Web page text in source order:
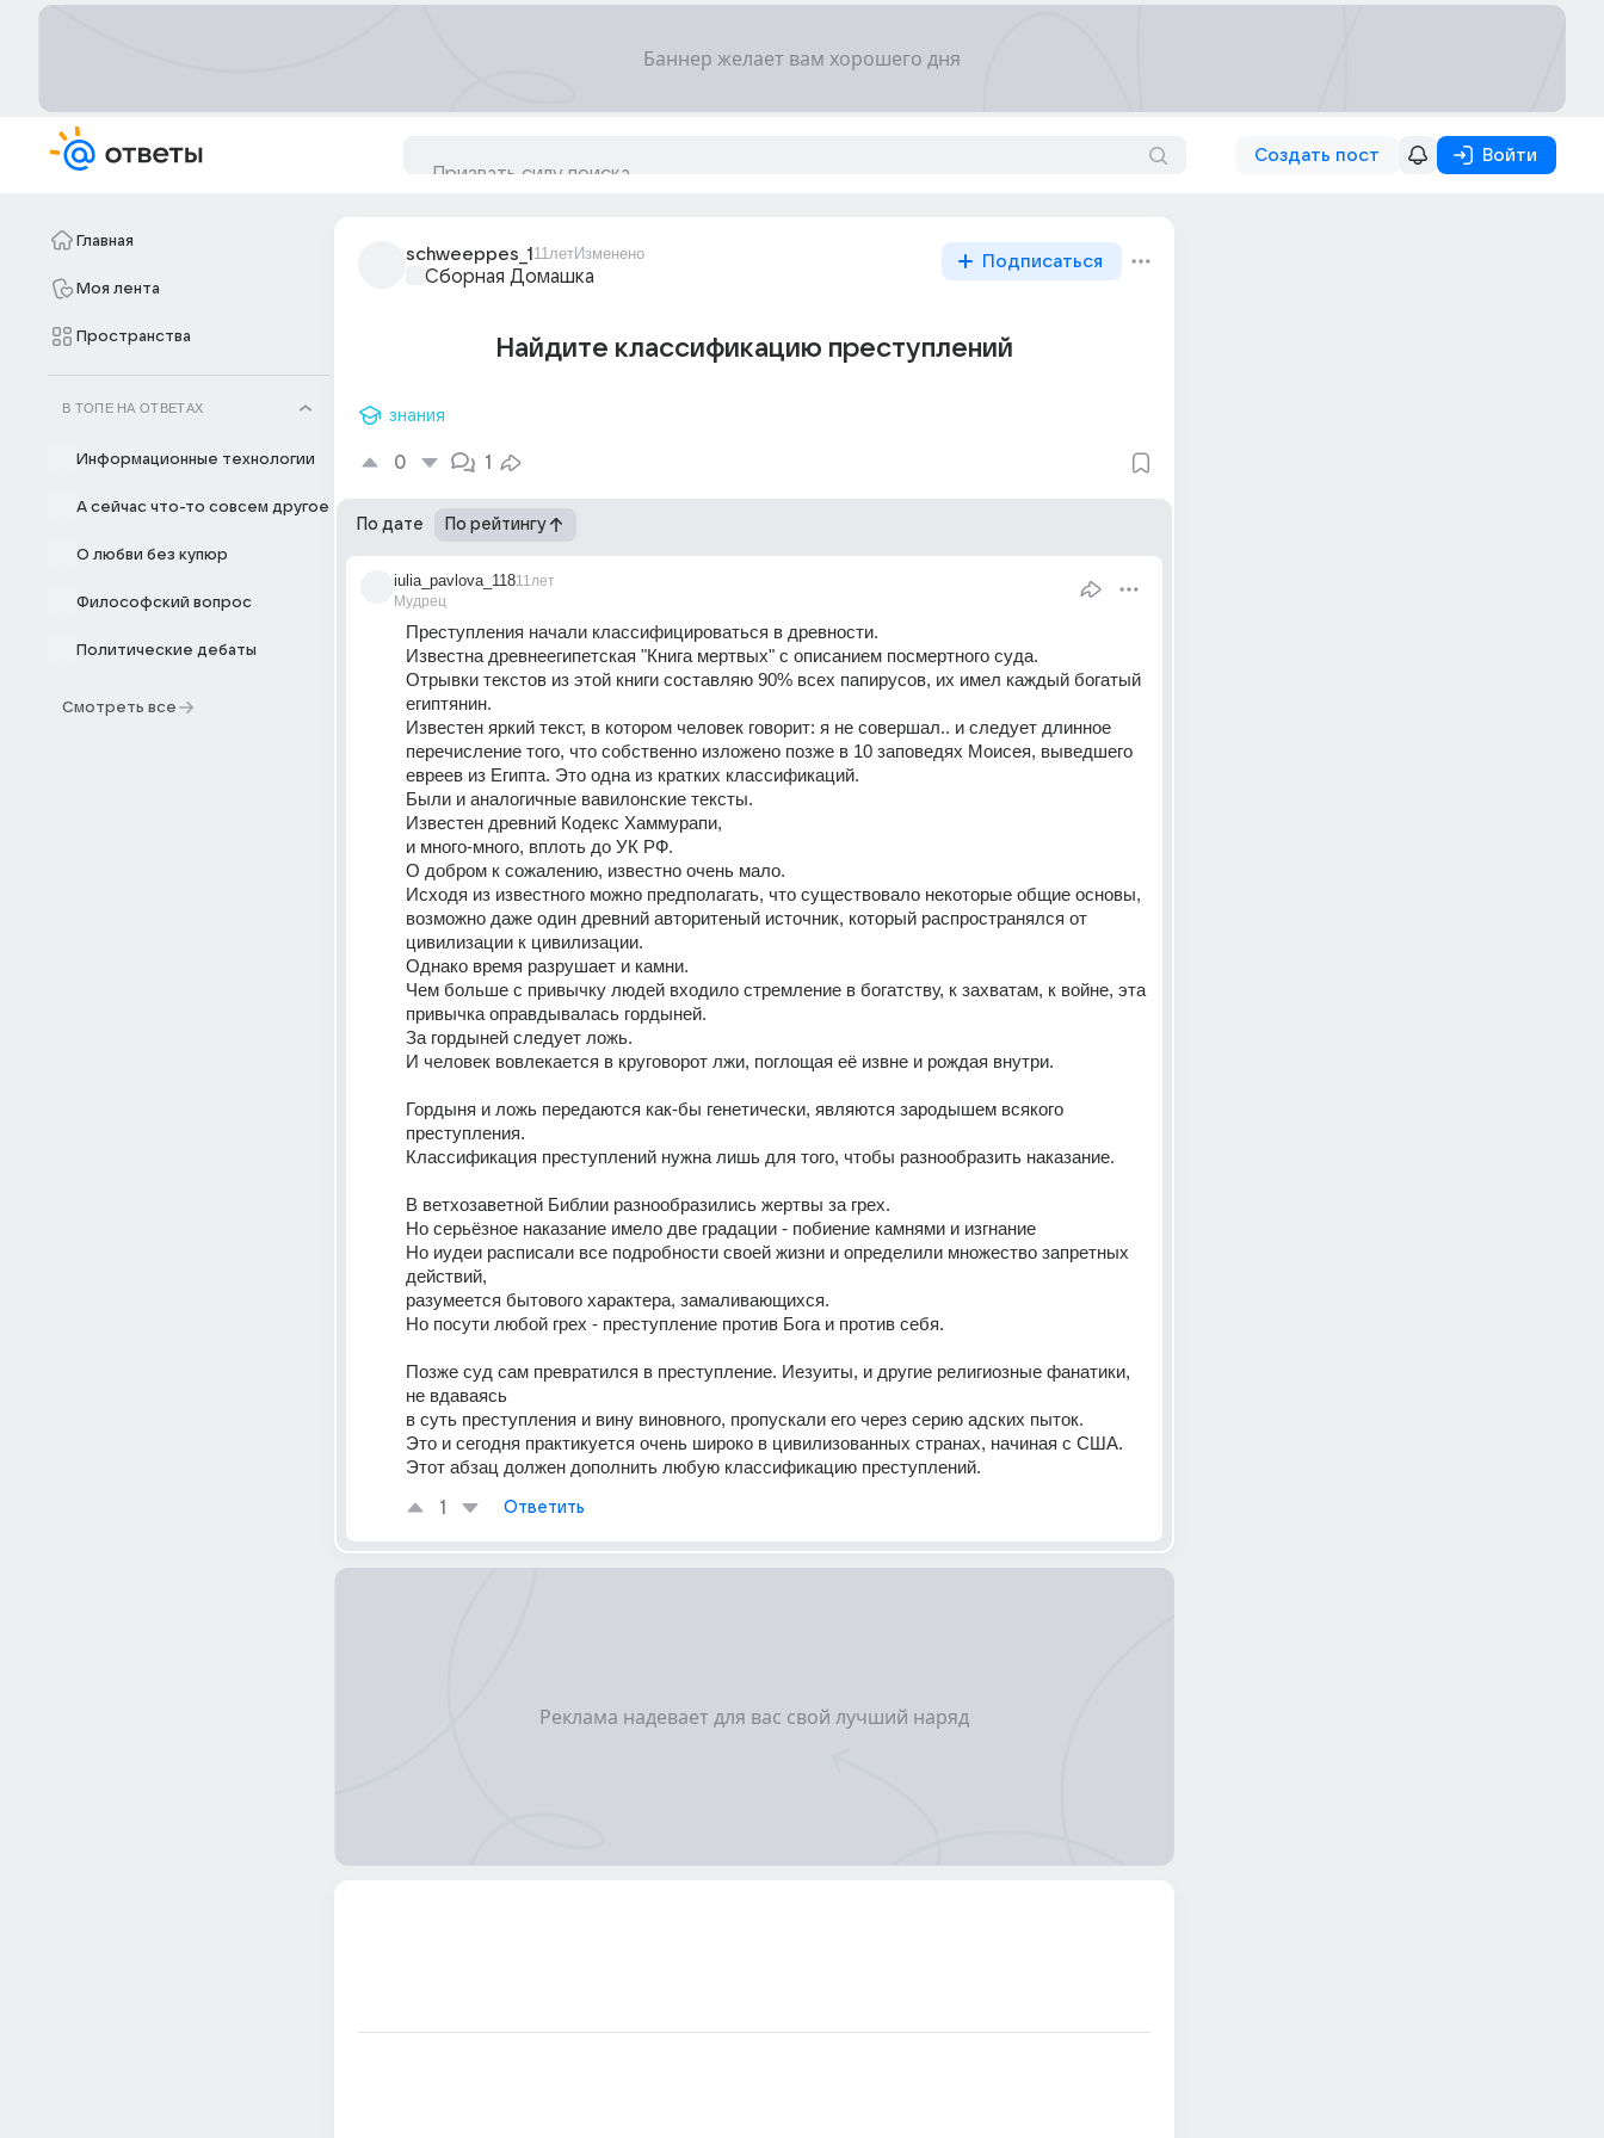
Создать пост Войти
Главная
Моя лента
Пространства
В ТОПЕ НА ОТВЕТАХ
Информационные технологии
А сейчас что-то совсем другое
О любви без купюр
Философский вопрос
Политические дебаты
Смотреть все
schweeppes_1 11летИзменено
Сборная Домашка
Подписаться
Найдите классификацию преступлений
знания
0 1
По дате По рейтингу
iulia_pavlova_118
Мудрец
11лет
Преступления начали классифицироваться в древности.
Известна древнеегипетская "Книга мертвых" с описанием посмертного суда.
Отрывки текстов из этой книги составляю 90% всех папирусов, их имел каждый богатый
египтянин.
Известен яркий текст, в котором человек говорит: я не совершал.. и следует длинное
перечисление того, что собственно изложено позже в 10 заповедях Моисея, выведшего
евреев из Египта. Это одна из кратких классификаций.
Были и аналогичные вавилонские тексты.
Известен древний Кодекс Хаммурапи,
и много-много, вплоть до УК РФ.
О добром к сожалению, известно очень мало.
Исходя из известного можно предполагать, что существовало некоторые общие основы,
возможно даже один древний авторитеный источник, который распространялся от
цивилизации к цивилизации.
Однако время разрушает и камни.
Чем больше с привычку людей входило стремление в богатству, к захватам, к войне, эта
привычка оправдывалась гордыней.
За гордыней следует ложь.
И человек вовлекается в круговорот лжи, поглощая её извне и рождая внутри.
Гордыня и ложь передаются как-бы генетически, являются зародышем всякого
преступления.
Классификация преступлений нужна лишь для того, чтобы разнообразить наказание.
В ветхозаветной Библии разнообразились жертвы за грех.
Но серьёзное наказание имело две градации - побиение камнями и изгнание
Но иудеи расписали все подробности своей жизни и определили множество запретных
действий,
разумеется бытового характера, замаливающихся.
Но посути любой грех - преступление против Бога и против себя.
Позже суд сам превратился в преступление. Иезуиты, и другие религиозные фанатики,
не вдаваясь
в суть преступления и вину виновного, пропускали его через серию адских пыток.
Это и сегодня практикуется очень широко в цивилизованных странах, начиная с США.
Этот абзац должен дополнить любую классификацию преступлений.
1 Ответить